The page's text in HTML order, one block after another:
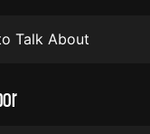
Talk About